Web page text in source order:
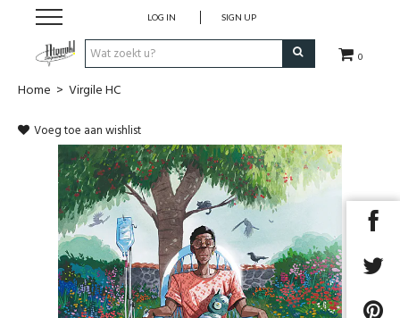
0
LOG IN SIGN UP
Strips
Comics
Nieuwsberichten
Pre release
Cadeaubon
Home > Virgile HC
Voeg toe aan wishlist